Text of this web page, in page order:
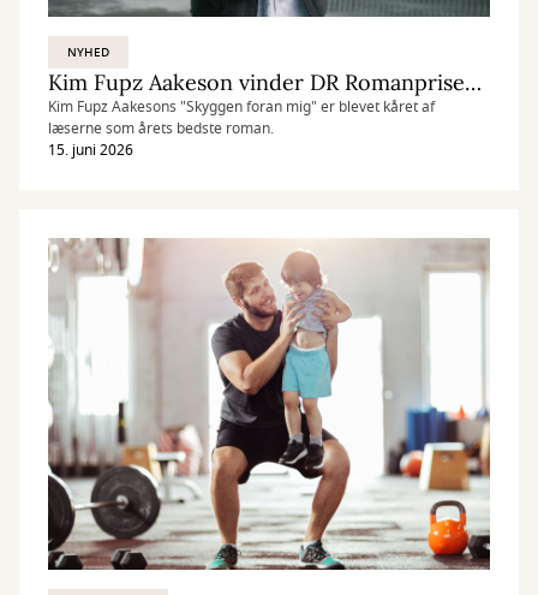
NYHED
Kim Fupz Aakeson vinder DR Romanprisen for bog om en drabsmand på pilgrimsvandring
Kim Fupz Aakesons "Skyggen foran mig" er blevet kåret af
læserne som årets bedste roman.
15. juni 2026